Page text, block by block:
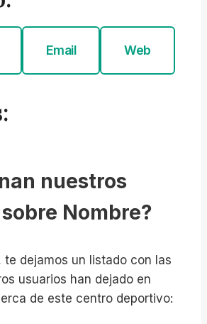
Email Web
nuestros
Nombre?
te dejamos un listado con las
usuarios han dejado en
de este centro deportivo: